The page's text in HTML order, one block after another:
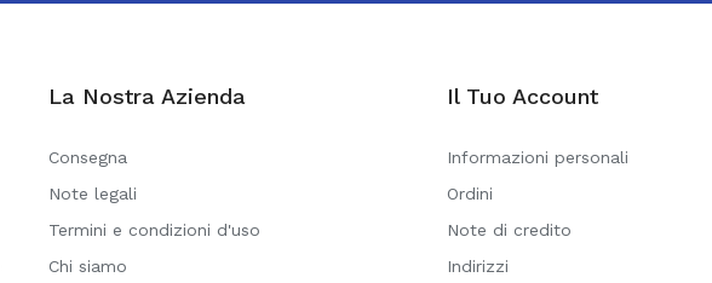
La Nostra Azienda
Consegna
Note legali
Termini e condizioni d'uso
Chi siamo
Il Tuo Account
Informazioni personali
Ordini
Note di credito
Indirizzi